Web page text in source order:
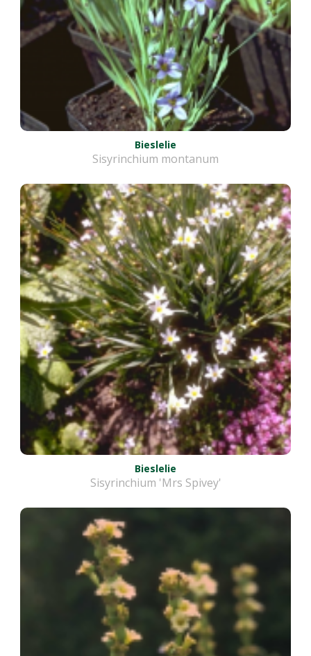
Bieslelie
Sisyrinchium montanum
Bieslelie
Sisyrinchium 'Mrs Spivey'